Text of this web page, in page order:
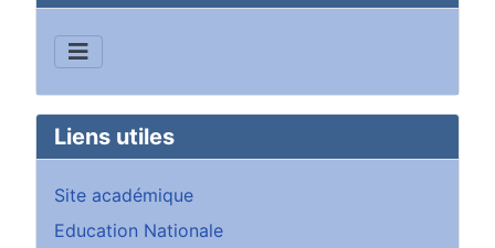
Liens utiles
Site académique
Education Nationale